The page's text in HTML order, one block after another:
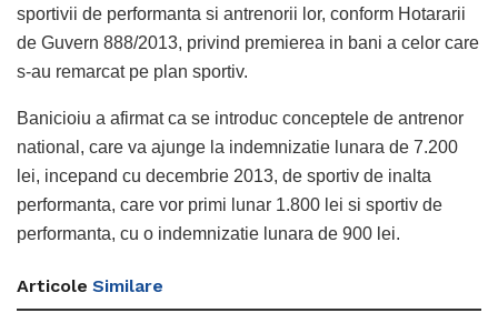
sportivii de performanta si antrenorii lor, conform Hotararii
de Guvern 888/2013, privind premierea in bani a celor care
s-au remarcat pe plan sportiv.
Banicioiu a afirmat ca se introduc conceptele de antrenor
national, care va ajunge la indemnizatie lunara de 7.200
lei, incepand cu decembrie 2013, de sportiv de inalta
performanta, care vor primi lunar 1.800 lei si sportiv de
performanta, cu o indemnizatie lunara de 900 lei.
Articole Similare